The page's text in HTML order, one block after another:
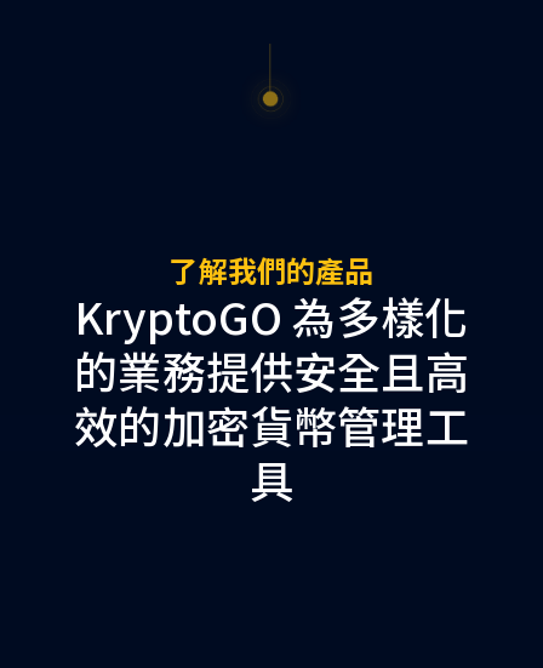
了解我們的產品
KryptoGO 為多樣化
的業務提供安全且高
效的加密貨幣管理工
具